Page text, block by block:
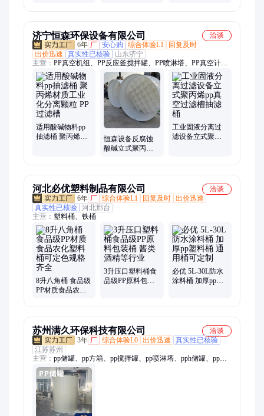
济宁恒森环保设备有限公司
洽谈
6年 厂 安心购 综合体验L1
回复及时
出价迅速
真实性已核验
山东济宁
主营： PP真空机组、PP反应釜搅拌罐、PP喷淋塔、PP真空计量
罐、PP冷凝器、PP储罐、PP过滤槽、PP非标设备、二手洒水车
适用酸碱物料pp
抽滤桶 聚丙烯材
恒森设备反腐蚀
酸碱立式聚丙烯3
工业固液分离过
滤设备立式聚丙
河北必优塑料制品有限公司
洽谈
6年 厂 综合体验L1 回复及时 出价迅速
真实性已核验 河北邢台
主营： 塑料桶、铁桶
8升八角桶 食品级
PP材质食品农化
3升压口塑料桶食
品级PP原料包装
必优 5L-30L防水
涂料桶 加厚pp塑
苏州满久环保科技有限公司
洽谈
3年 厂 综合体验L0 出价迅速
真实性已核验
江苏苏州
主营： pp储罐、pp方箱、pp搅拌罐、pp喷淋塔、pph储罐、pp计
量罐、pp降膜吸收器、pp水箱、聚丙烯换热器、酸洗槽